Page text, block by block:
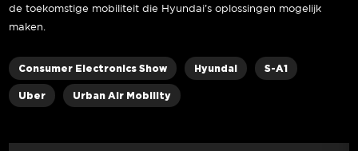
de toekomstige mobiliteit die Hyundai’s oplossingen mogelijk
maken.
Consumer Electronics Show Hyundai S-A1
Uber Urban Air Mobility